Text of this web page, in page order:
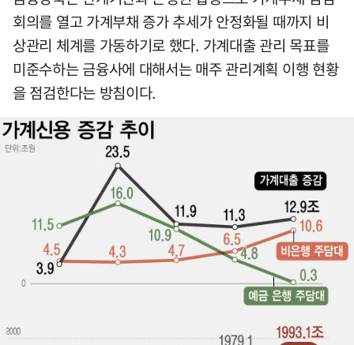
회의를 열고 가계부채 증가 추세가 안정화될 때까지 비
상관리 체계를 가동하기로 했다. 가계대출 관리 목표를
미준수하는 금융사에 대해서는 매주 관리계획 이행 현황
을 점검한다는 방침이다.